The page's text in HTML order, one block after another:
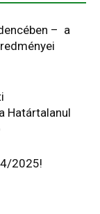
– a
Határtalanul
2025!